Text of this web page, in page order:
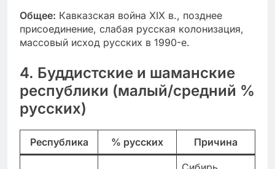
Общее: Кавказская война XIX в., позднее
присоединение, слабая русская колонизация,
массовый исход русских в 1990-е.
4. Буддистские и шаманские
республики (малый/средний %
русских)
Республика % русских Причина